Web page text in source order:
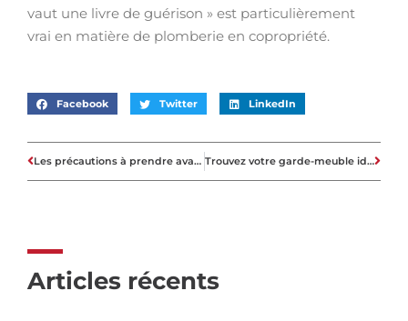
vaut une livre de guérison » est particulièrement
vrai en matière de plomberie en copropriété.
Facebook Twitter LinkedIn
Les précautions à prendre avant de souscrire à un crédit immobilier Trouvez votre garde-meuble idéal en explorant les options de stockage à Dunkerque
Articles récents